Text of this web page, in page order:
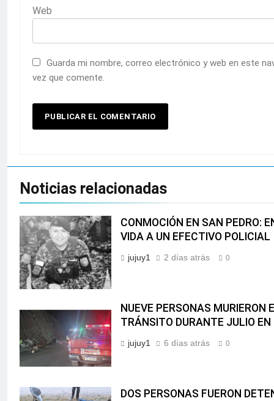
Web
Guarda mi nombre, correo electrónico y web en este
vez que comente.
Noticias relacionadas
CONMOCIÓN EN SAN PEDRO:
VIDA A UN EFECTIVO POLICIAL
jujuy1 2 días atrás 0
NUEVE PERSONAS MURIERON
TRÁNSITO DURANTE JULIO EN
jujuy1 6 días atrás 0
DOS PERSONAS FUERON